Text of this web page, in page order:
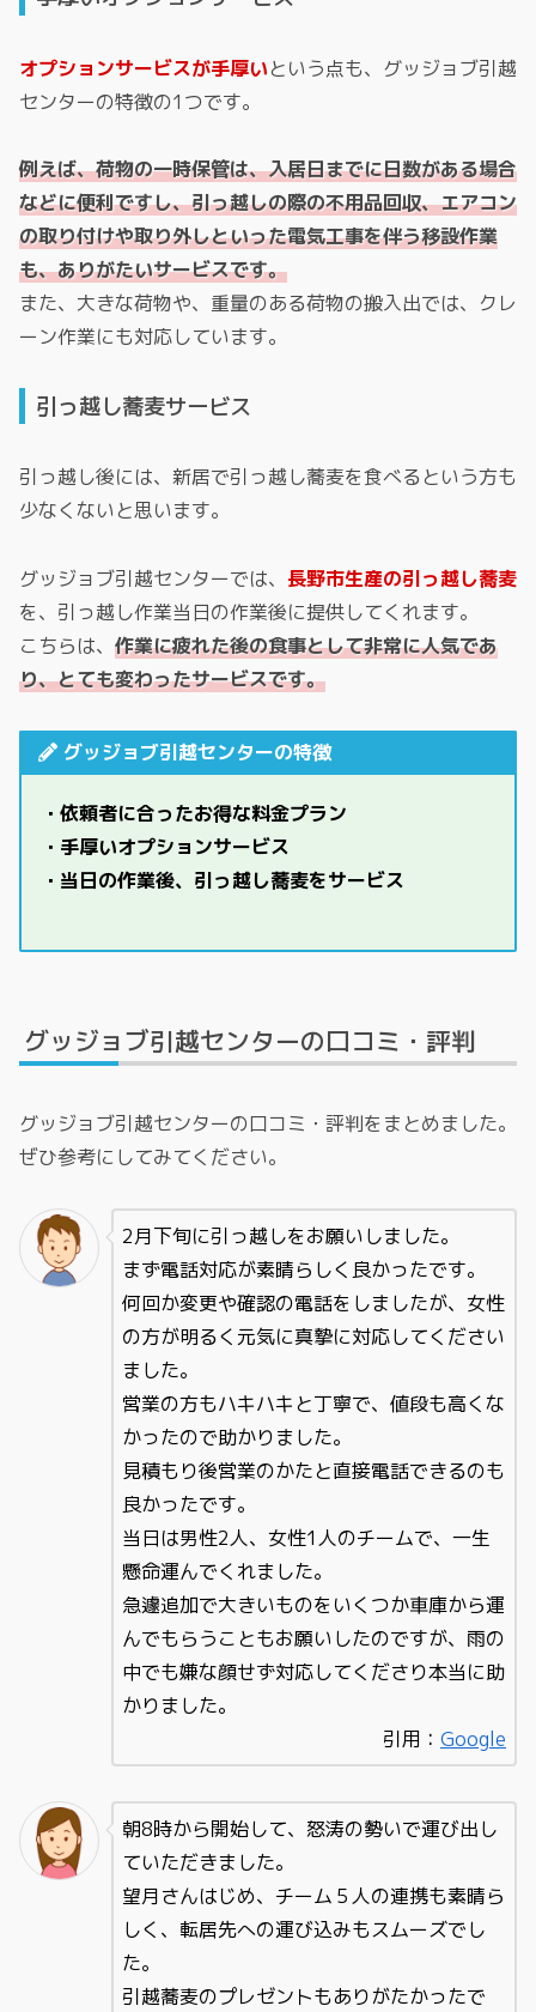
オプションサービスが手厚いという点も、グッジョブ引越
センターの特徴の1つです。
例えば、荷物の一時保管は、入居日までに日数がある場合
などに便利ですし、引っ越しの際の不用品回収、エアコン
の取り付けや取り外しといった電気工事を伴う移設作業
も、ありがたいサービスです。
また、大きな荷物や、重量のある荷物の搬入出では、クレ
ーン作業にも対応しています。
引っ越し蕎麦サービス
引っ越し後には、新居で引っ越し蕎麦を食べるという方も
少なくないと思います。
グッジョブ引越センターでは、 長野市生産の引っ越し蕎麦
を、引っ越し作業当日の作業後に提供してくれます。
こちらは、 作業に疲れた後の食事として非常に人気であ
り、とても変わったサービスです。
グッジョブ引越センターの特徴
・依頼者に合ったお得な料金プラン
・手厚いオプションサービス
・当日の作業後、引っ越し蕎麦をサービス
グッジョブ引越センターの口コミ・評判
グッジョブ引越センターの口コミ・評判をまとめました。
ぜひ参考にしてみてください。
2月下旬に引っ越しをお願いしました。
まず電話対応が素晴らしく良かったです。
何回か変更や確認の電話をしましたが、女性
の方が明るく元気に真摯に対応してください
ました。
営業の方もハキハキと丁寧で、値段も高くな
かったので助かりました。
見積もり後営業のかたと直接電話できるのも
良かったです。
当日は男性2人、女性1人のチームで、一生
懸命運んでくれました。
急遽追加で大きいものをいくつか車庫から運
んでもらうこともお願いしたのですが、雨の
中でも嫌な顔せず対応してくださり本当に助
かりました。
引用： Google
朝8時から開始して、怒涛の勢いで運び出し
ていただきました。
望月さんはじめ、チーム５人の連携も素晴ら
しく、転居先への運び込みもスムーズでし
た。
引越蕎麦のプレゼントもありがたかったで